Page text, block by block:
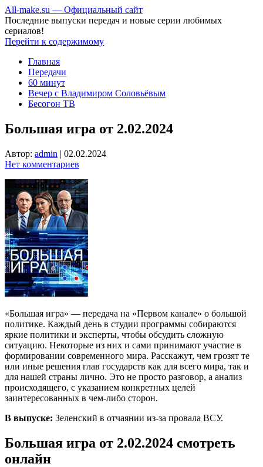
All-make.su — Официальный сайт
Последние выпуски передач и новые серии любимых
сериалов!
Перейти к содержимому
Главная
Передачи
60 минут
Вечер с Владимиром Соловьёвым
Бесогон ТВ
Большая игра от 2.02.2024
Автор: admin | 02.02.2024
Нет комментариев
«Большая игра» — передача на «Первом канале» о большой
политике. Каждый день в студии программы собираются
яркие политики и эксперты, чтобы обсудить сложную
ситуацию. Некоторые из них и сами принимают участие в
формировании современного мира. Расскажут, чем грозят те
или иные решения глав государств как для всего мира, так и
для нашей страны лично. Это не просто разговор, а анализ
происходящего, с указанием конкретных целей
заинтересованных в чем-либо сторон.
В выпуске: Зеленский в отчаянии из-за провала ВСУ.
Большая игра от 2.02.2024 смотреть
онлайн